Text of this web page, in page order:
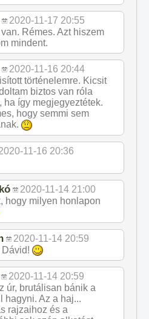
2020-11-17 20:55
Rémes. Azt hiszem
mindent.
2020-11-16 20:44
történelemre. Kicsit
biztos van róla
ha így megjegyeztétek.
hogy semmi sem
11-16 20:36
2020-11-14 21:00
hogy milyen honlapon
2020-11-14 20:59
2020-11-14 20:59
úr, brutálisan bánik a
hagyni. Az a haj...
rajzaihoz és a